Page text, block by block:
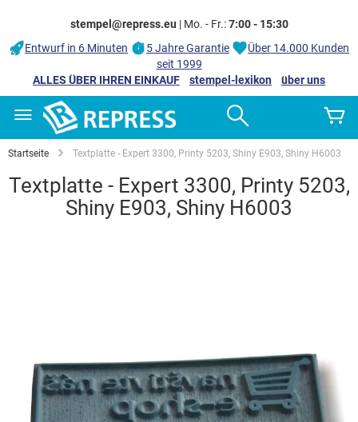
stempel@repress.eu | Mo. - Fr.:7:00 - 15:30
Entwurf in 6 Minuten
5 Jahre Garantie
Über 14.000 Kunden
seit 1999
ALLES ÜBER IHREN EINKAUF
stempel-lexikon
über uns
Startseite Textplatte - Expert 3300, Printy 5203, Shiny E903, Shiny H6003
Textplatte - Expert 3300, Printy 5203,
Shiny E903, Shiny H6003